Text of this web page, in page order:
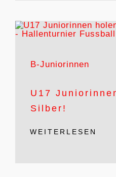
B-Juniorinnen
U17
Silber!
WEITERLESEN